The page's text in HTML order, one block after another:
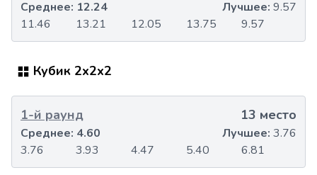
11.46 13.21 12.05 13.75 9.57
Среднее: 12.24 Лучшее: 9.57
Кубик 2x2x2
1-й раунд 13 место
3.76 3.93 4.47 5.40 6.81
Среднее: 4.60 Лучшее: 3.76